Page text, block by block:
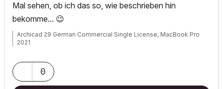
Mal sehen, ob ich das so, wie beschrieben hin
bekomme... 😉
Archicad 29 German Commercial Single License, MacBook Pro
2021
0